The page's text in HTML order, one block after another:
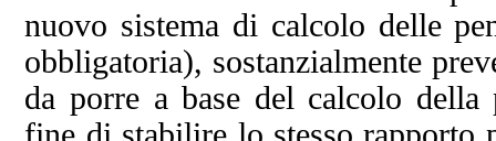
nuovo sistema di calcolo delle
obbligatoria), sostanzialmente
da porre a base del calcolo della